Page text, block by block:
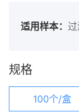
适用样本： 过
规格
100个/盒